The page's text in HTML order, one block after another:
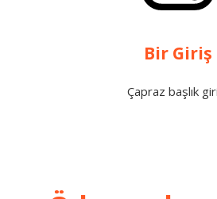
Bir Giriş
Çapraz başlık